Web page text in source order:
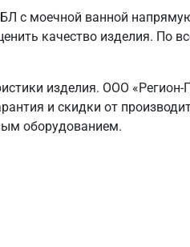
с моечной ванной
качество изделия. По
изделия. ООО «Регион-
и скидки от
оборудованием.